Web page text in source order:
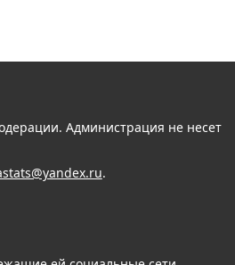
Администрация не несет
.